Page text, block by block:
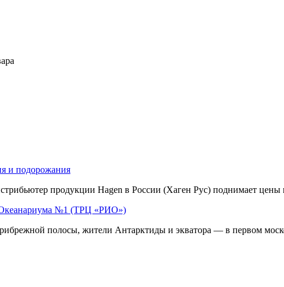
и подорожания
продукции Hagen в России (Хаген Рус) поднимает
Океанариума №1 (ТРЦ «РИО»)
полосы, жители Антарктиды и экватора — в первом